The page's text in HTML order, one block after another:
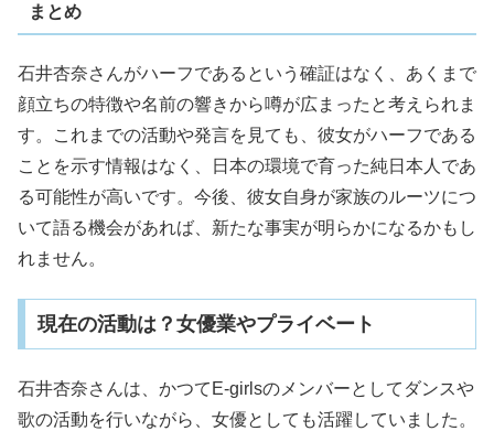
まとめ
石井杏奈さんがハーフであるという確証はなく、あくまで
顔立ちの特徴や名前の響きから噂が広まったと考えられま
す。これまでの活動や発言を見ても、彼女がハーフである
ことを示す情報はなく、日本の環境で育った純日本人であ
る可能性が高いです。今後、彼女自身が家族のルーツにつ
いて語る機会があれば、新たな事実が明らかになるかもし
れません。
現在の活動は？女優業やプライベート
石井杏奈さんは、かつてE-girlsのメンバーとしてダンスや
歌の活動を行いながら、女優としても活躍していました。